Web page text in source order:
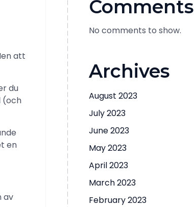
att
du
(och
en
av
Comments
No comments to show.
Archives
August 2023
July 2023
June 2023
May 2023
April 2023
March 2023
February 2023